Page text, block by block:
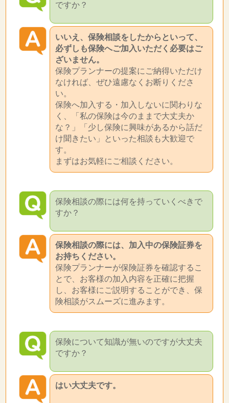
ですか？
いいえ、保険相談をしたからといって、
必ずしも保険へご加入いただく必要はご
ざいません。
保険プランナーの提案にご納得いただけ
なければ、ぜひ遠慮なくお断りくださ
い。
保険へ加入する・加入しないに関わりな
く、「私の保険は今のままで大丈夫か
な？」「少し保険に興味があるから話だ
け聞きたい」といった相談も大歓迎で
す。
まずはお気軽にご相談ください。
保険相談の際には何を持っていくべきで
すか？
保険相談の際には、加入中の保険証券を
お持ちください。
保険プランナーが保険証券を確認するこ
とで、お客様の加入内容を正確に把握
し、お客様にご説明することができ、保
険相談がスムーズに進みます。
保険について知識が無いのですが大丈夫
ですか？
はい大丈夫です。